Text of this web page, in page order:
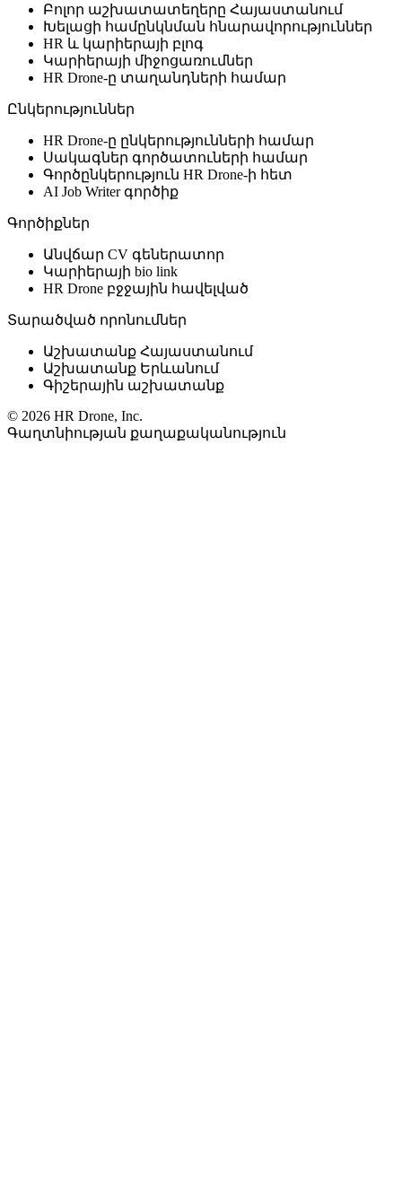
Բոլոր աշխատատեղերը Հայաստանում
Խելացի համընկնման հնարավորություններ
HR և կարիերայի բլոգ
Կարիերայի միջոցառումներ
HR Drone-ը տաղանդների համար
Ընկերություններ
HR Drone-ը ընկերությունների համար
Սակագներ գործատուների համար
Գործընկերություն HR Drone-ի հետ
AI Job Writer գործիք
Գործիքներ
Անվճար CV գեներատոր
Կարիերայի bio link
HR Drone բջջային հավելված
Տարածված որոնումներ
Աշխատանք Հայաստանում
Աշխատանք Երևանում
Գիշերային աշխատանք
© 2026 HR Drone, Inc.
Գաղտնիության քաղաքականություն